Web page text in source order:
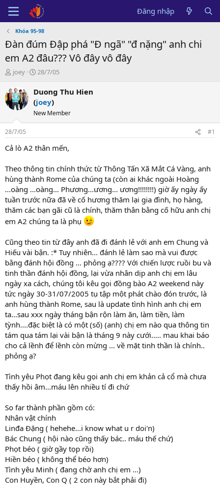
Đăng nhập
Khóa 95-98
Đàn đúm Đập phá "Đ ngã" "đ nặng" anh chi
em A2 đâu??? Vô đây vô đây
B
t
đ
ầ
joey
N
à
y
b
ắ
t
u
28/7/05
Duong Thu Hien
(joey)
New Member
28/7/05 #1
Cả lò A2 thân mến,
Theo thông tin chính thức từ Thông Tấn Xã Mắt Cá Vàng, anh
hùng thành Rome của chúng ta (còn ai khác ngoài Hoàng
...oàng ...oàng... Phương...ương... ương!!!!!!!!) giờ ấy ngày ấy
tuần trước nữa đã về cố hương thăm lại gia đình, họ hàng,
thăm các bạn gãi cũ là chính, thăm thân bằng cố hữu anh chị
em A2 chúng ta là phụ
Cũng theo tin từ đây anh đã đi đánh lẻ với anh em Chung và
Hiếu vài bận. :* Tuy nhiên... đánh lẻ làm sao mà vui được
bằng đánh hội đồng ... phỏng ạ???? Với chiến lược ruồi bu và
tinh thần đánh hội đồng, lại vừa nhân dịp anh chị em lâu
ngày xa cách, chúng tôi kêu gọi đồng bào A2 weekend này
tức ngày 30-31/07/2005 tụ tập một phát chào đón trước, là
anh hùng thành Rome, sau là update tình hình anh chị em
ta...sau xxx ngày tháng bận rộn làm ăn, làm tiền, làm
tỳnh....đặc biệt là có một (số) (anh) chị em nào qua thông tin
tám qua tám lại vài bận là tháng 9 này cưới..... mau khai báo
cho cả lềnh để lềnh còn mừng ... về mặt tinh thần là chính..
phỏng ạ?
Tình yêu Phọt đang kêu gọi anh chị em khản cả cổ mà chưa
thấy hồi âm...máu lên nhiều tí đi chứ
So far thành phần gồm có:
Nhân vật chính
Linđa Đặng ( hehehe...i know what u r doi'n)
Bác Chung ( hội nào cũng thấy bác.. máu thế chứ)
Phọt béo ( giờ gầy tọp rồi)
Hiền béo ( không thể béo hơn)
Tình yêu Minh ( đang chờ anh chị em ...)
Con Huyền, Con Q ( 2 con này bắt phải đi)